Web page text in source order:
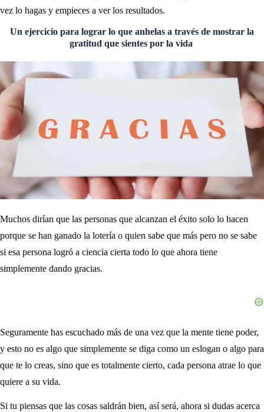
vez lo hagas y empieces a ver los resultados.
Un ejercicio para lograr lo que anhelas a través de mostrar la
gratitud que sientes por la vida
Muchos dirían que las personas que alcanzan el éxito solo lo hacen
porque se han ganado la lotería o quien sabe que más pero no se sabe
si esa persona logró a ciencia cierta todo lo que ahora tiene
simplemente dando gracias.
Seguramente has escuchado más de una vez que la mente tiene poder,
y esto no es algo que simplemente se diga como un eslogan o algo para
que te lo creas, sino que es totalmente cierto, cada persona atrae lo que
quiere a su vida.
Si tu piensas que las cosas saldrán bien, así será, ahora si dudas acerca